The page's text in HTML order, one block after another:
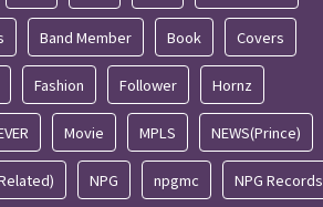
Band Member Book Covers
Fashion Follower Hornz
Movie MPLS NEWS(Prince)
NPG npgmc NPG Records